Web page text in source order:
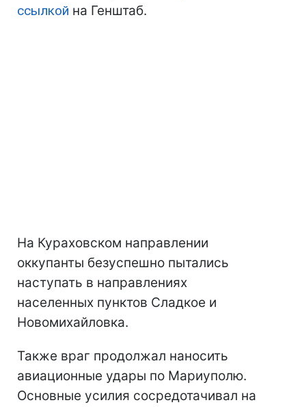
ссылкой на Генштаб.
На Кураховском направлении
оккупанты безуспешно пытались
наступать в направлениях
населенных пунктов Сладкое и
Новомихайловка.
Также враг продолжал наносить
авиационные удары по Мариуполю.
Основные усилия сосредотачивал на